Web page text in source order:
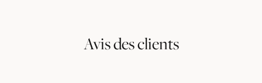
Avis des clients